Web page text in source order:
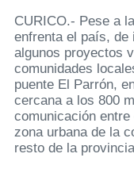
CURICO.- Pese a
enfrenta el país, de
algunos proyectos
comunidades
puente El Parrón,
cercana a los 800
comunicación
zona urbana de la
resto de la